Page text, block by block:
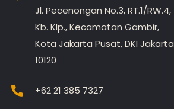
Jl. Pecenongan No.3, RT.1/RW.4,
Kb. Klp., Kecamatan Gambir,
Kota Jakarta Pusat, DKI Jakarta
10120
+62 21 385 7327